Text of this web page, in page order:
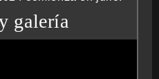
galería